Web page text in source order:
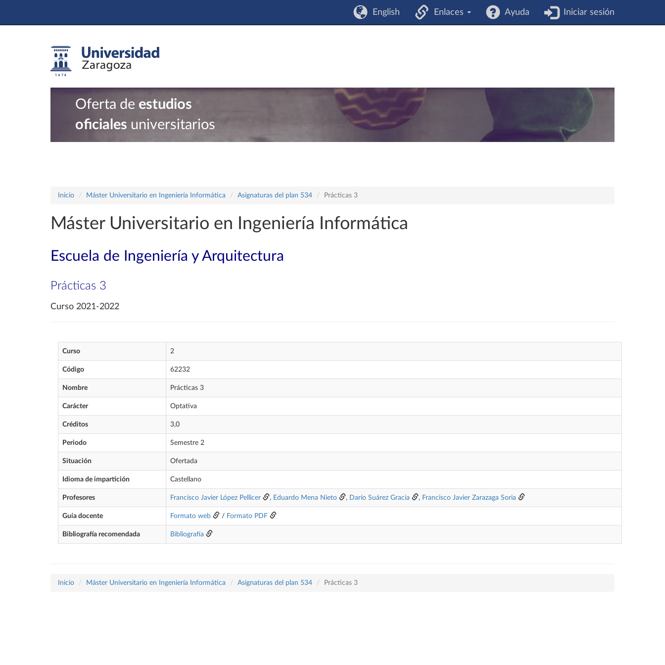
English Enlaces Ayuda Iniciar sesión
Oferta de estudios
oficiales universitarios
Inicio Máster Universitario en Ingeniería Informática Asignaturas del plan 534 Prácticas 3
Máster Universitario en Ingeniería Informática
Escuela de Ingeniería y Arquitectura
Prácticas 3
Curso 2021-2022
Curso 2
Código 62232
Nombre Prácticas 3
Carácter Optativa
Créditos 3,0
Periodo Semestre 2
Situación Ofertada
Idioma de impartición Castellano
Profesores Francisco Javier López Pellicer , Eduardo Mena Nieto , Darío Suárez Gracia , Francisco Javier Zarazaga Soria
Guía docente Formato web / Formato PDF
Bibliografía recomendada Bibliografía
Inicio Máster Universitario en Ingeniería Informática Asignaturas del plan 534 Prácticas 3